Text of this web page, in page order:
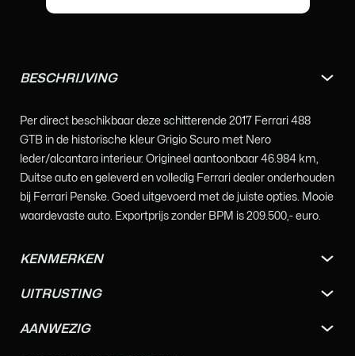
BESCHRIJVING
Per direct beschikbaar deze schitterende 2017 Ferrari 488
GTB in de historische kleur Grigio Scuro met Nero
leder/alcantara interieur. Origineel aantoonbaar 46.984 km,
Duitse auto en geleverd en volledig Ferrari dealer onderhouden
bij Ferrari Penske. Goed uitgevoerd met de juiste opties. Mooie
waardevaste auto. Exportprijs zonder BPM is 209.500,- euro.
KENMERKEN
UITRUSTING
AANWEZIG